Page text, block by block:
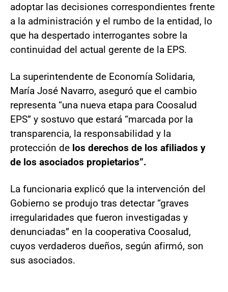
adoptar las decisiones correspondientes frente
a la administración y el rumbo de la entidad, lo
que ha despertado interrogantes sobre la
continuidad del actual gerente de la EPS.
La superintendente de Economía Solidaria,
María José Navarro, aseguró que el cambio
representa “una nueva etapa para Coosalud
EPS” y sostuvo que estará “marcada por la
transparencia, la responsabilidad y la
protección de los derechos de los afiliados y
de los asociados propietarios”.
La funcionaria explicó que la intervención del
Gobierno se produjo tras detectar “graves
irregularidades que fueron investigadas y
denunciadas” en la cooperativa Coosalud,
cuyos verdaderos dueños, según afirmó, son
sus asociados.